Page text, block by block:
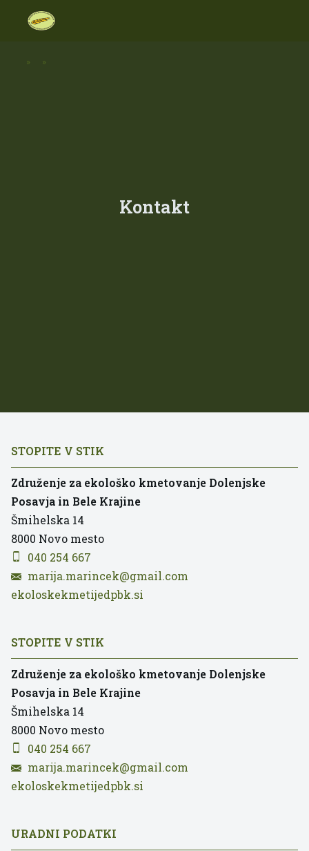
» »
Kontakt
STOPITE V STIK
Združenje za ekološko kmetovanje Dolenjske
Posavja in Bele Krajine
Šmihelska 14
8000 Novo mesto
040 254 667
marija.marincek@gmail.com
ekoloskekmetijedpbk.si
STOPITE V STIK
Združenje za ekološko kmetovanje Dolenjske
Posavja in Bele Krajine
Šmihelska 14
8000 Novo mesto
040 254 667
marija.marincek@gmail.com
ekoloskekmetijedpbk.si
URADNI PODATKI